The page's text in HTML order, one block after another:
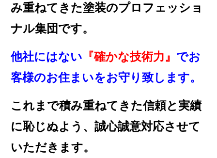
み重ねてきた塗装のプロフェッショ
ナル集団です。
他社にはない 『確かな技術力』 でお
客様のお住まいをお守り致します。
これまで積み重ねてきた信頼と実績
に恥じぬよう、誠心誠意対応させて
いただきます。